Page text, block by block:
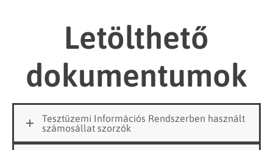
Letölthető
dokumentumok
Tesztüzemi Információs Rendszerben használt
számosállat szorzók